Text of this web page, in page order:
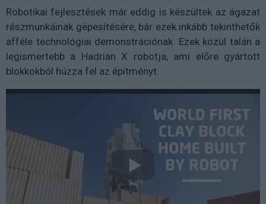
Robotikai fejlesztések már eddig is készültek az ágazat
részmunkáinak gépesítésére, bár ezek inkább tekinthetők
afféle technológiai demonstrációnak. Ezek közül talán a
legismertebb a Hadrian X robotja, ami előre gyártott
blokkokból húzza fel az építményt.